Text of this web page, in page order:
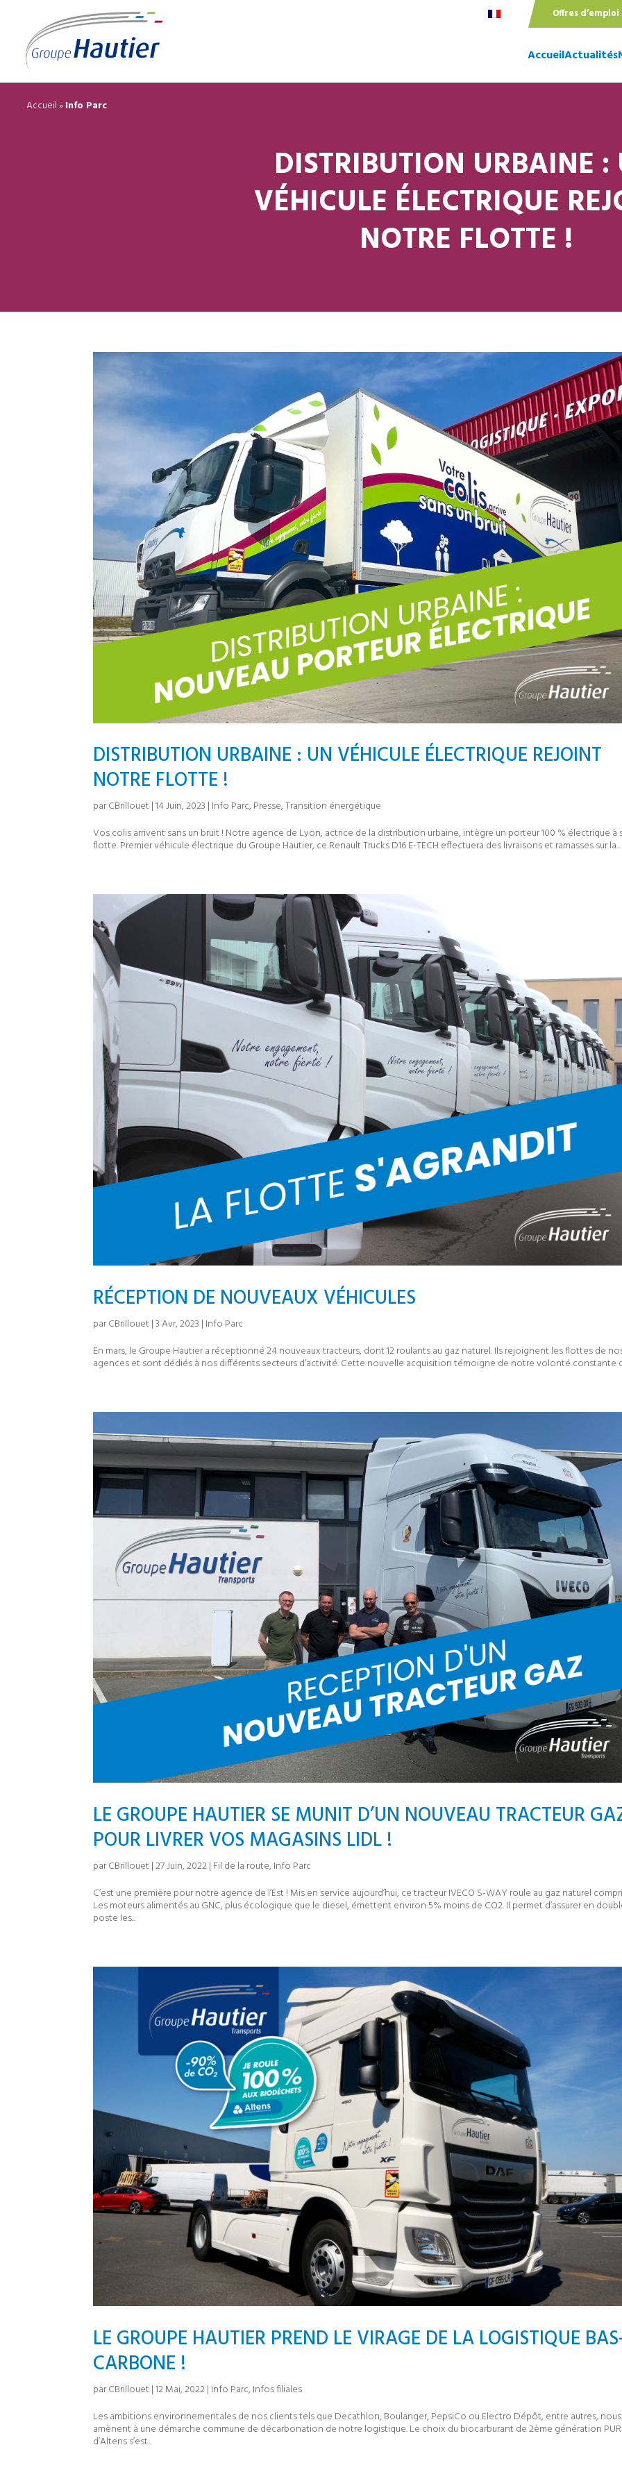
Offres d’emploi
AccueilActualités
Accueil»Info Parc
DISTRIBUTION URBAINE :
VÉHICULE ÉLECTRIQUE
NOTRE FLOTTE !
DISTRIBUTION URBAINE : UN VÉHICULE ÉLECTRIQUE REJOINT
NOTRE FLOTTE !
parCBrillouet |14 Juin, 2023 | Info Parc, Presse,Transition énergétique
Vos colis arrivent sans un bruit ! Notre agence de Lyon, actrice de la distribution urbaine, intègre un porteur 100 % électrique à
flotte. Premier véhicule électrique du Groupe Hautier, ce Renault Trucks D16 E-TECH effectuera des livraisons et ramasses sur la...
RÉCEPTION DE NOUVEAUX VÉHICULES
parCBrillouet |3 Avr, 2023 | Info Parc
En mars, le Groupe Hautier a réceptionné 24 nouveaux tracteurs, dont 12 roulants au gaz naturel. Ils rejoignent les flottes de
agences et sont dédiés à nos différents secteurs d’activité. Cette nouvelle acquisition témoigne de notre volonté constante
LE GROUPE HAUTIER SE MUNIT D’UN NOUVEAU TRACTEUR
POUR LIVRER VOS MAGASINS LIDL !
parCBrillouet |27 Juin, 2022| Fil de la route, Info Parc
C’est une première pour notre agence de l’Est ! Mis en service aujourd’hui, ce tracteur IVECO S-WAY roule au gaz naturel
Les moteurs alimentés au GNC, plus écologique que le diesel, émettent environ 5% moins de CO2. Il permet d’assurer en
poste les...
LE GROUPE HAUTIER PREND LE VIRAGE DE LA LOGISTIQUE
CARBONE !
parCBrillouet |12 Mai, 2022| Info Parc, Infos filiales
Les ambitions environnementales de nos clients tels que Decathlon, Boulanger, PepsiCo ou Electro Dépôt, entre autres, nous
amènent à une démarche commune de décarbonation de notre logistique. Le choix du biocarburant de 2ème génération
d’Altens s’est...